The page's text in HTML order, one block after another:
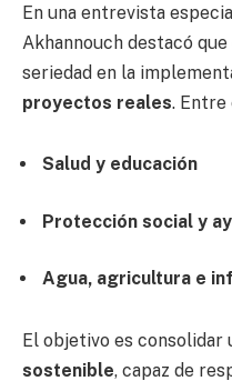
En una entrevista
Akhannouch destacó
seriedad en la
proyectos reales. Entre
Salud y educación
Protección social y
Agua, agricultura e
El objetivo es consolidar
sostenible, capaz de